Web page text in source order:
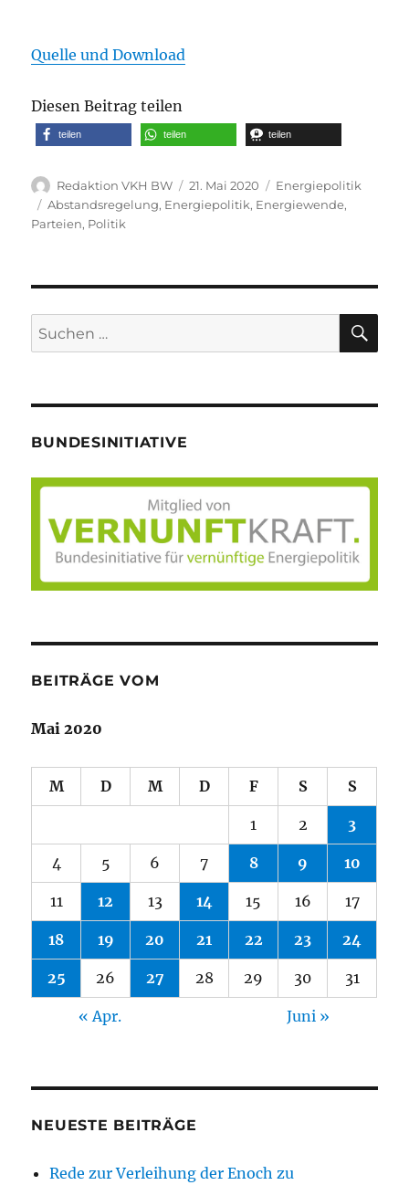
Quelle und Download
Diesen Beitrag teilen
teilen teilen teilen
Autor
Redaktion VKH BW
Veröffentlicht
am
21. Mai 2020 Kategorien
Energiepolitik
Schlagwörter
Abstandsregelung, Energiepolitik, Energiewende,
Parteien, Politik
Suche
nach:
BUNDESINITIATIVE
BEITRÄGE VOM
Mai 2020
M D M D F S S
1 2 3
4 5 6 7 8 9 10
11 12 13 14 15 16 17
18 19 20 21 22 23 24
25 26 27 28 29 30 31
« Apr. Juni »
NEUESTE BEITRÄGE
Rede zur Verleihung der Enoch zu